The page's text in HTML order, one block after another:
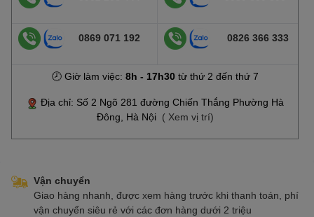
0869 071 192 0826 366 333
🕗 Giờ làm việc: 8h - 17h30từ thứ 2 đến thứ 7
Địa chỉ: Số 2 Ngõ 281 đường Chiến Thắng Phường Hà
Đông, Hà Nội ( Xem vị trí)
Vận chuyển
Giao hàng nhanh, được xem hàng trước khi thanh toán, phí
vận chuyển siêu rẻ với các đơn hàng dưới 2 triệu